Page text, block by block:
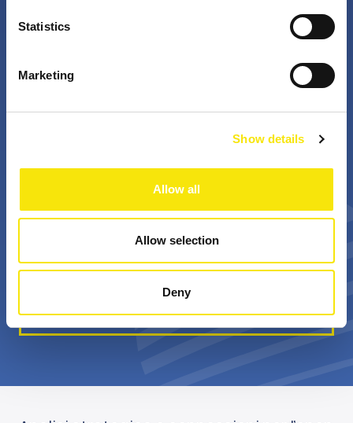
Statistics
Marketing
Show details
Allow all
Allow selection
Deny
+
anni di attività partner nei progetti
+
professionisti
Bn €
valore annuale della
sovvenzione realizzata
Scopri di più su di noi